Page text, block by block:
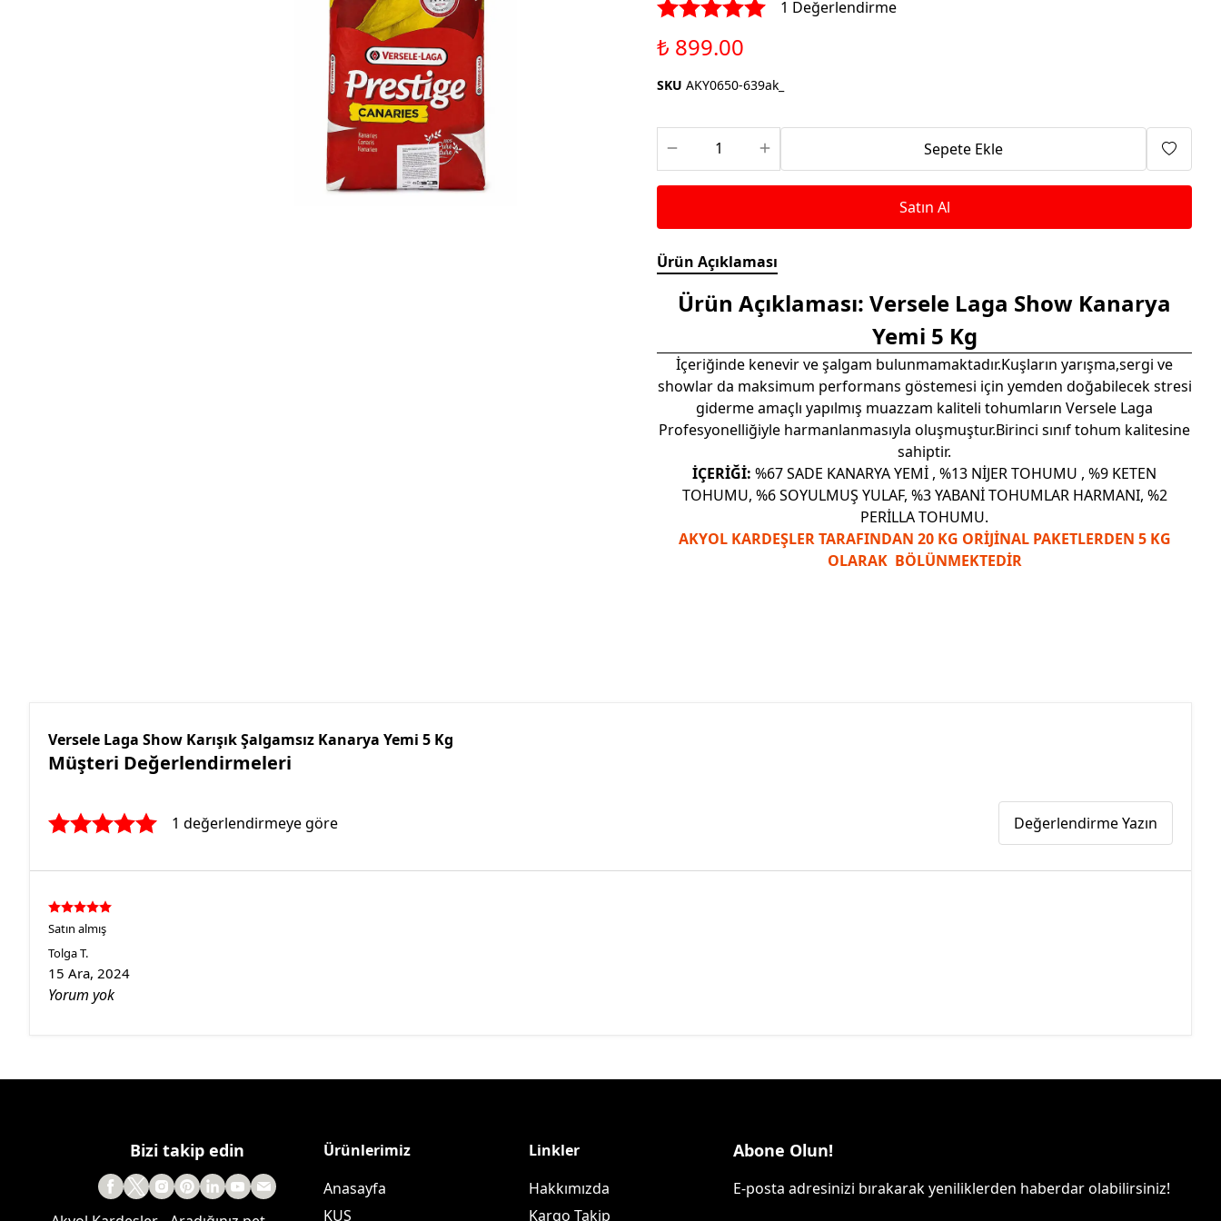
Saka ve Doğa Kuşu
Yemleri
Güvercin Yemleri
Kumlar
Mamalar
Krakerler
Kalamar Kemiği ve Gaga
Taşları
Aparatları
Isıtma Makineleri
1 Değerlendirme
₺ 899.00
SKU AKY0650-639ak_
Sepete Ekle
Satın Al
Ürün Açıklaması
Ürün Açıklaması: Versele Laga Show Kanarya
Yemi 5 Kg
İçeriğinde kenevir ve şalgam bulunmamaktadır.Kuşların yarışma,sergi ve
showlar da maksimum performans göstemesi için yemden doğabilecek stresi
giderme amaçlı yapılmış muazzam kaliteli tohumların Versele Laga
Profesyonelliğiyle harmanlanmasıyla oluşmuştur.Birinci sınıf tohum kalitesine
sahiptir.
İÇERİĞİ:%67 SADE KANARYA YEMİ , %13 NİJER TOHUMU , %9 KETEN
TOHUMU, %6 SOYULMUŞ YULAF, %3 YABANİ TOHUMLAR HARMANI, %2
PERİLLA TOHUMU.
AKYOL KARDEŞLER TARAFINDAN 20 KG ORİJİNAL PAKETLERDEN 5 KG
OLARAK BÖLÜNMEKTEDİR
Versele Laga Show Karışık Şalgamsız Kanarya Yemi 5 Kg
Müşteri Değerlendirmeleri
1 değerlendirmeye göre Değerlendirme Yazın
Satın almış
TolgaT.
15 Ara, 2024
Yorum yok
Bizi takip edin
Ürünlerimiz
Anasayfa
KUŞ
Linkler
Hakkımızda
Kargo Takip
Abone Olun!
E-posta adresinizi bırakarak yeniliklerden haberdar olabilirsiniz!